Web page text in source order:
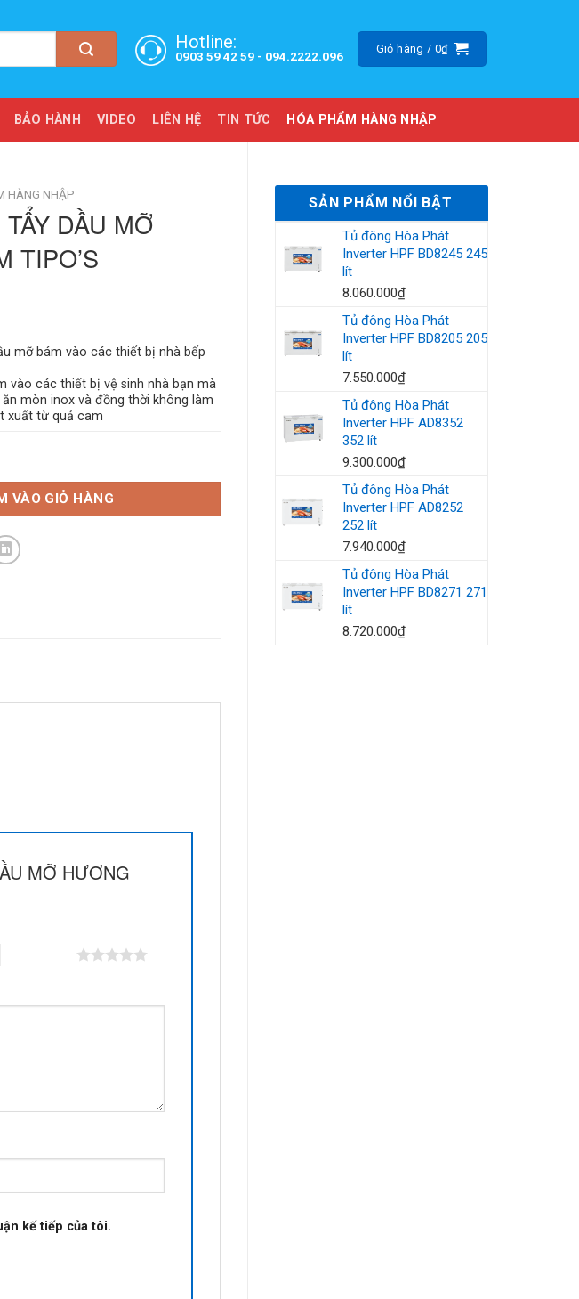
Hotline:
0903 59 42 59 - 094.2222.096
Giỏ hàng / 0₫
BẢO HÀNH VIDEO LIÊN HỆ TIN TỨC HÓA PHẨM HÀNG NHẬP
SẢN PHẨM NỔI BẬT
Tủ đông Hòa Phát
Inverter HPF BD8245 245
lít
8.060.000₫
Tủ đông Hòa Phát
Inverter HPF BD8205 205
lít
7.550.000₫
Tủ đông Hòa Phát
Inverter HPF AD8352
352 lít
9.300.000₫
Tủ đông Hòa Phát
Inverter HPF AD8252
252 lít
7.940.000₫
Tủ đông Hòa Phát
Inverter HPF BD8271 271
lít
8.720.000₫
HÀNG NHẬP
DẦU MỠ
TIPO’S
mỡ bám vào các thiết bị nhà bếp
vào các thiết bị vệ sinh nhà bạn mà
mòn inox và đồng thời không làm
xuất từ quả cam
cam Tipo's số lượng
VÀO GIỎ HÀNG
MỠ HƯƠNG
kế tiếp của tôi.